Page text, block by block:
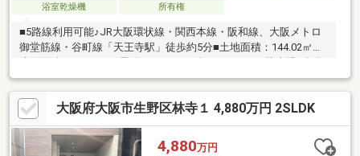
浴室乾燥機
所有権
■5路線利用可能♪JR大阪環状線・関西本線・阪和線、大阪メトロ
御堂筋線・谷町線「天王寺駅」徒歩約5分■土地面積：144.02㎡
あり（サイズ制限あり）■LDK約22.5帖
大阪府大阪市生野区林寺１ 4,880万円 2SLDK
4,880万円